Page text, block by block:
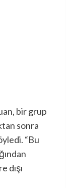
bir grup
sonra
“Bu
dışı